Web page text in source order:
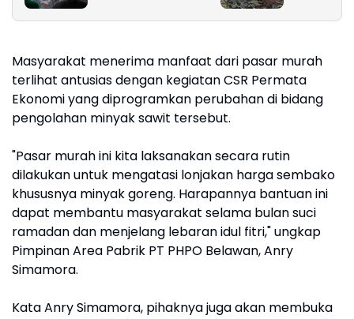
Limau Manis ‎
di Nias
Masyarakat menerima manfaat dari pasar murah
terlihat antusias dengan kegiatan CSR Permata
Ekonomi yang diprogramkan perubahan di bidang
pengolahan minyak sawit tersebut.
"Pasar murah ini kita laksanakan secara rutin
dilakukan untuk mengatasi lonjakan harga sembako
khususnya minyak goreng. Harapannya bantuan ini
dapat membantu masyarakat selama bulan suci
ramadan dan menjelang lebaran idul fitri," ungkap
Pimpinan Area Pabrik PT PHPO Belawan, Anry
Simamora.
Kata Anry Simamora, pihaknya juga akan membuka